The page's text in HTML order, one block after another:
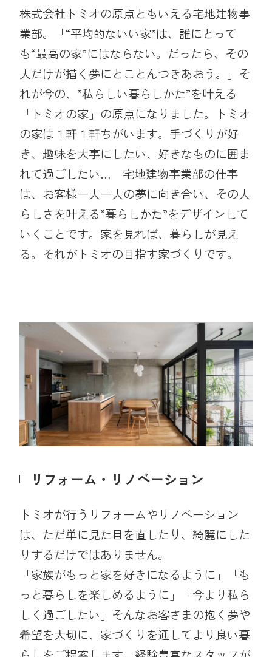
株式会社トミオの原点ともいえる宅地建物事
業部。「“平均的ないい家”は、誰にとって
も“最高の家”にはならない。だったら、その
人だけが描く夢にとことんつきあおう。」そ
れが今の、”私らしい暮らしかた”を叶える
「トミオの家」の原点になりました。トミオ
の家は１軒１軒ちがいます。手づくりが好
き、趣味を大事にしたい、好きなものに囲ま
れて過ごしたい… 宅地建物事業部の仕事
は、お客様一人一人の夢に向き合い、その人
らしさを叶える”暮らしかた”をデザインして
いくことです。家を見れば、暮らしが見え
る。それがトミオの目指す家づくりです。
リフォーム・リノベーション
トミオが行うリフォームやリノベーション
は、ただ単に見た目を直したり、綺麗にした
りするだけではありません。
「家族がもっと家を好きになるように」「も
っと暮らしを楽しめるように」「今より私ら
しく過ごしたい」そんなお客さまの抱く夢や
希望を大切に、家づくりを通してより良い暮